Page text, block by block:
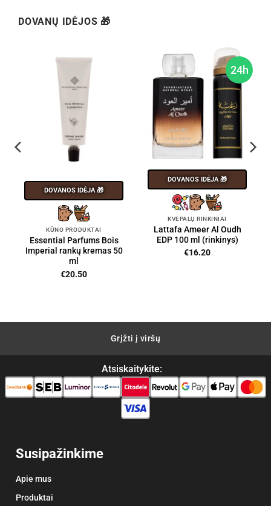
DOVANŲ IDĖJOS 🎁
DOVANOS IDĖJA 🎁
KŪNO PRODUKTAI
Essential Parfums Bois
Imperial rankų kremas 50
ml
€20.50
24h
DOVANOS IDĖJA 🎁
KVEPALŲ RINKINIAI
Lattafa Ameer Al Oudh
EDP 100 ml (rinkinys)
€16.20
Grįžti į viršų
Atsiskaitykite:
Susipažinkime
Apie mus
Produktai